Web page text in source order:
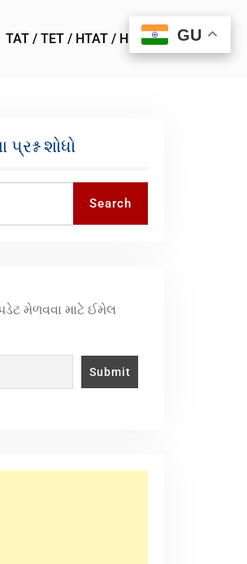
TAT / TET / HTAT / HMAT
શોધો
Search
મેળવવા માટે ઈમેલ
GU
GU